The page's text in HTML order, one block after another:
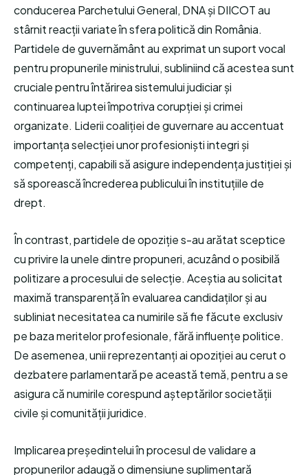
conducerea Parchetului General, DNA și DIICOT au
stârnit reacții variate în sfera politică din România.
Partidele de guvernământ au exprimat un suport vocal
pentru propunerile ministrului, subliniind că acestea sunt
cruciale pentru întărirea sistemului judiciar și
continuarea luptei împotriva corupției și crimei
organizate. Liderii coaliției de guvernare au accentuat
importanța selecției unor profesioniști integri și
competenți, capabili să asigure independența justiției și
să sporească încrederea publicului în instituțiile de
drept.
În contrast, partidele de opoziție s-au arătat sceptice
cu privire la unele dintre propuneri, acuzând o posibilă
politizare a procesului de selecție. Aceștia au solicitat
maximă transparență în evaluarea candidaților și au
subliniat necesitatea ca numirile să fie făcute exclusiv
pe baza meritelor profesionale, fără influențe politice.
De asemenea, unii reprezentanți ai opoziției au cerut o
dezbatere parlamentară pe această temă, pentru a se
asigura că numirile corespund așteptărilor societății
civile și comunității juridice.
Implicarea președintelui în procesul de validare a
propunerilor adaugă o dimensiune suplimentară